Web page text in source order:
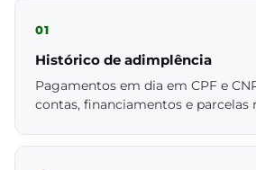
01
Histórico de adimplência
Pagamentos em dia em CPF e
contas, financiamentos e parcelas